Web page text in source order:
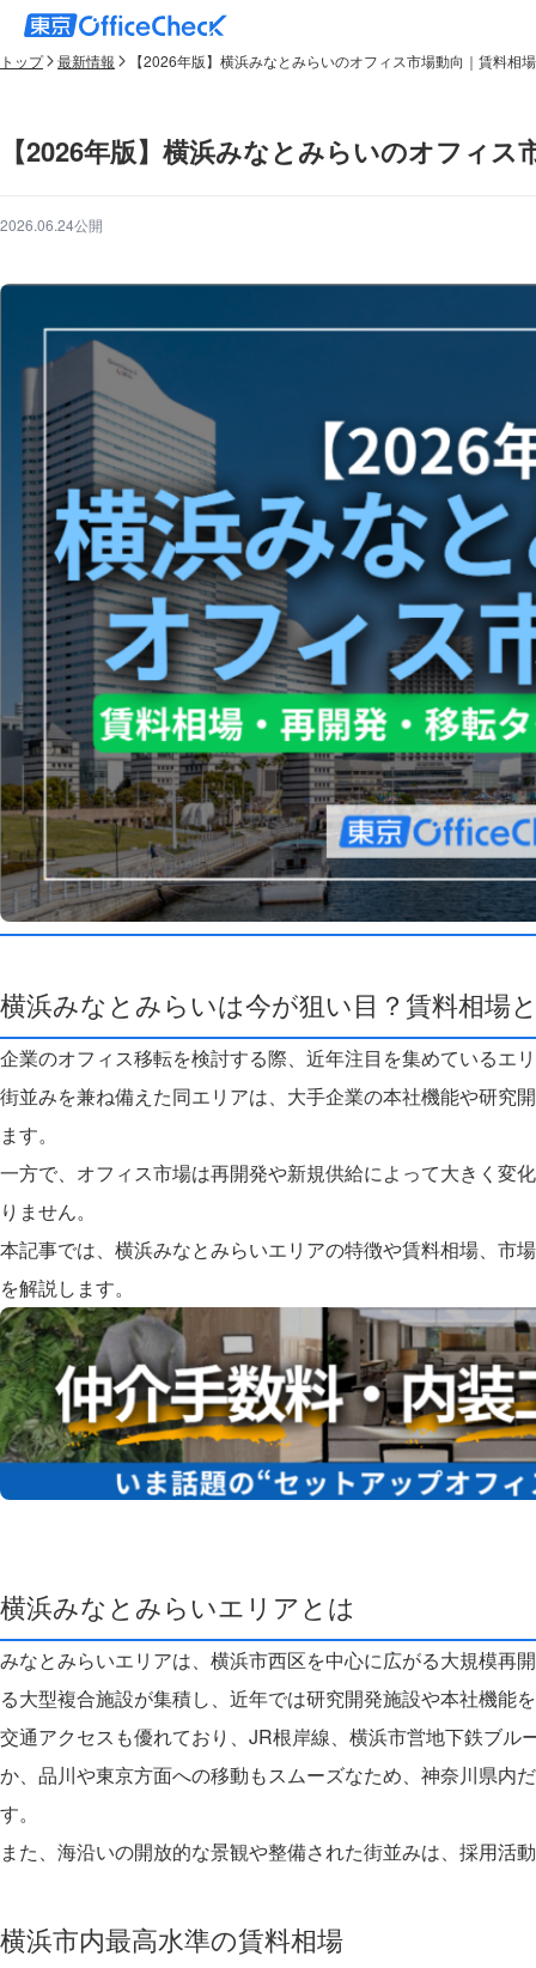
トップ 最新情報 【2026年版】横浜みなとみらいのオフィス市場動向｜賃料相
【2026年版】横浜みなとみらいのオフィ
2026.06.24公開
横浜みなとみらいは今が狙い目？賃料相場
企業のオフィス移転を検討する際、近年注目を集めているエ
街並みを兼ね備えた同エリアは、大手企業の本社機能や研究
ます。
一方で、オフィス市場は再開発や新規供給によって大きく変
りません。
本記事では、横浜みなとみらいエリアの特徴や賃料相場、市
を解説します。
横浜みなとみらいエリアとは
みなとみらいエリアは、横浜市西区を中心に広がる大規模再
る大型複合施設が集積し、近年では研究開発施設や本社機能
交通アクセスも優れており、JR根岸線、横浜市営地下鉄ブル
か、品川や東京方面への移動もスムーズなため、神奈川県内
す。
また、海沿いの開放的な景観や整備された街並みは、採用
横浜市内最高水準の賃料相場